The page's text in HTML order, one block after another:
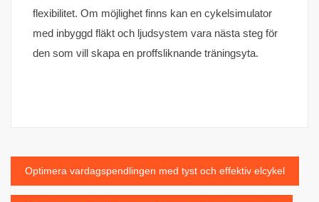
flexibilitet. Om möjlighet finns kan en cykelsimulator
med inbyggd fläkt och ljudsystem vara nästa steg för
den som vill skapa en proffsliknande träningsyta.
Inläggsnavigering
Optimera vardagspendlingen med tyst och effektiv elcykel